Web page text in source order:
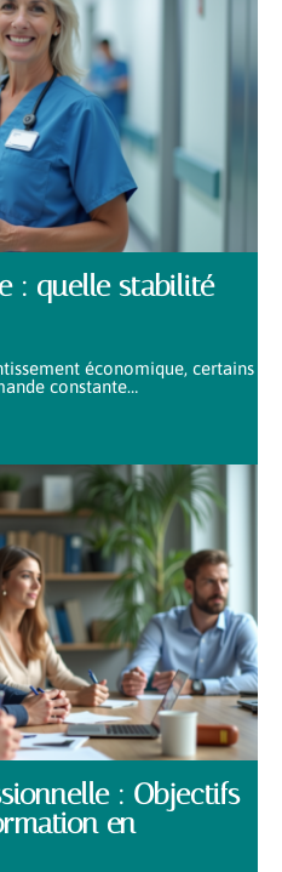
: quelle stabilité
économique, certains
constante…
: Objectifs
en